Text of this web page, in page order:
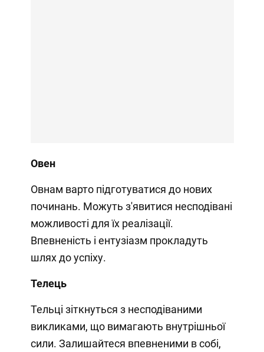
Овен
Овнам варто підготуватися до нових
починань. Можуть з'явитися несподівані
можливості для їх реалізації.
Впевненість і ентузіазм прокладуть
шлях до успіху.
Телець
Тельці зіткнуться з несподіваними
викликами, що вимагають внутрішньої
сили. Залишайтеся впевненими в собі,